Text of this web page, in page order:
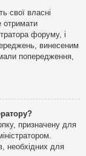
свої власні
форуму, і
винесеним
попередження,
призначену для
необхідних для